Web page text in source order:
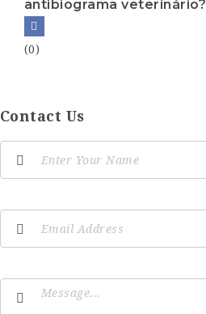
antibiograma veterinário?
(0)
Contact Us